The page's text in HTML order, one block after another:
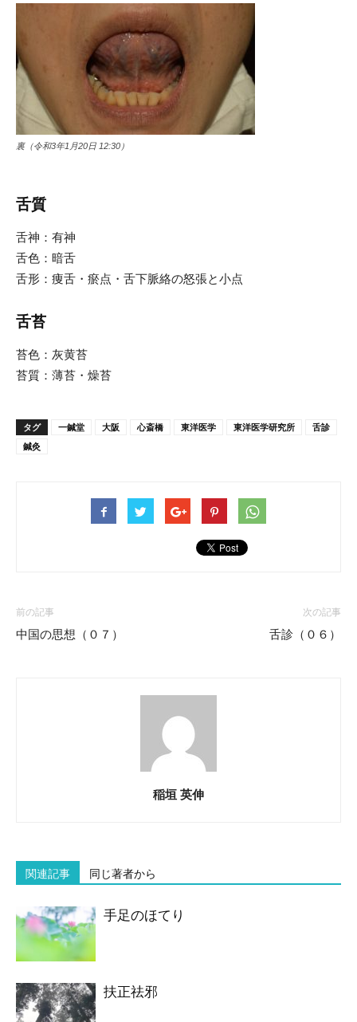
裏（令和3年1月20日 12:30）
舌質
舌神：有神
舌色：暗舌
舌形：痩舌・瘀点・舌下脈絡の怒張と小点
舌苔
苔色：灰黄苔
苔質：薄苔・燥苔
タグ 一鍼堂 大阪 心斎橋 東洋医学 東洋医学研究所
舌診
鍼灸
前の記事
中国の思想（０７）
次の記事
舌診（０６）
稲垣 英伸
関連記事 同じ著者から
手足のほてり
扶正祛邪